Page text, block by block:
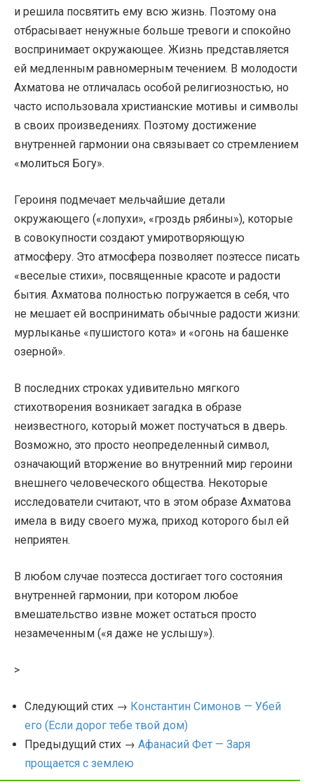
и решила посвятить ему всю жизнь. Поэтому она
отбрасывает ненужные больше тревоги и спокойно
воспринимает окружающее. Жизнь представляется
ей медленным равномерным течением. В молодости
Ахматова не отличалась особой религиозностью, но
часто использовала христианские мотивы и символы
в своих произведениях. Поэтому достижение
внутренней гармонии она связывает со стремлением
«молиться Богу».
Героиня подмечает мельчайшие детали
окружающего («лопухи», «гроздь рябины»), которые
в совокупности создают умиротворяющую
атмосферу. Это атмосфера позволяет поэтессе писать
«веселые стихи», посвященные красоте и радости
бытия. Ахматова полностью погружается в себя, что
не мешает ей воспринимать обычные радости жизни:
мурлыканье «пушистого кота» и «огонь на башенке
озерной».
В последних строках удивительно мягкого
стихотворения возникает загадка в образе
неизвестного, который может постучаться в дверь.
Возможно, это просто неопределенный символ,
означающий вторжение во внутренний мир героини
внешнего человеческого общества. Некоторые
исследователи считают, что в этом образе Ахматова
имела в виду своего мужа, приход которого был ей
неприятен.
В любом случае поэтесса достигает того состояния
внутренней гармонии, при котором любое
вмешательство извне может остаться просто
незамеченным («я даже не услышу»).
>
Следующий стих → Константин Симонов — Убей
его (Если дорог тебе твой дом)
Предыдущий стих → Афанасий Фет — Заря
прощается с землею